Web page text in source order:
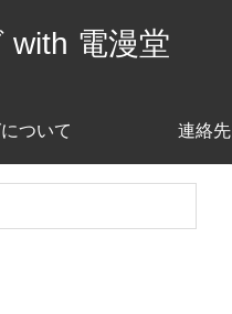
with 電漫堂
ついて 連絡先